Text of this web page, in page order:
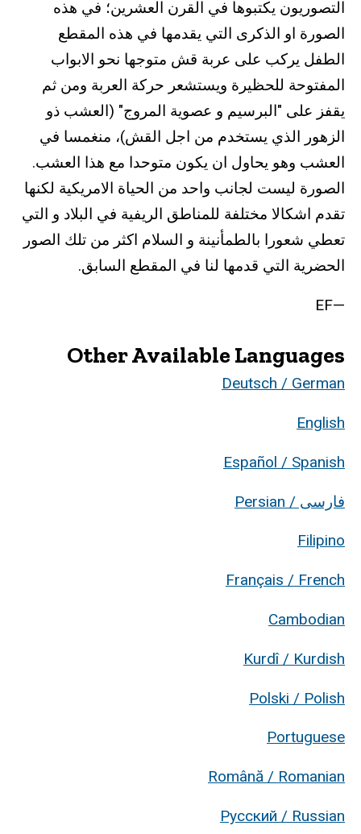
التصوريون يكتبوها في القرن العشرين؛ في هذه
الصورة او الذكرى التي يقدمها في هذه المقطع
الطفل يركب على عربة قش متوجها نحو الابواب
المفتوحة للحظيرة ويستشعر حركة العربة ومن ثم
يقفز على "البرسيم و عصوية المروج" (العشب ذو
الزهور الذي يستخدم من اجل القش)، منغمسا في
العشب وهو يحاول ان يكون متوحدا مع هذا العشب.
الصورة ليست لجانب واحد من الحياة الامريكية لكنها
تقدم اشكالا مختلفة للمناطق الريفية في البلاد و التي
تعطي شعورا بالطمأنينة و السلام اكثر من تلك الصور
الحضرية التي قدمها لنا في المقطع السابق.
—EF
Other Available Languages
Deutsch / German
English
Español / Spanish
فارسی / Persian
Filipino
Français / French
Cambodian
Kurdî / Kurdish
Polski / Polish
Portuguese
Română / Romanian
Русский / Russian